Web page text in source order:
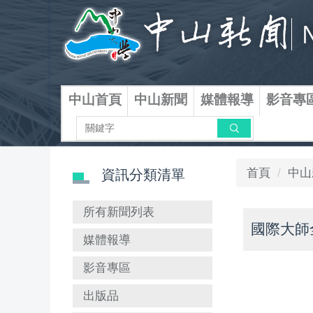
區
中山首頁 中山新聞 媒體報導 影音專
搜尋
資訊分類清單
所有新聞列表
媒體報導
影音專區
出版品
首頁 中
國際大